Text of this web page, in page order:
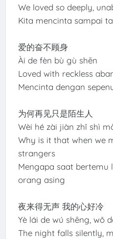
We loved so deeply,
Kita mencinta sampai
爱的奋不顾身
Ài de fèn bù gù shēn
Loved with reckless
Mencinta dengan
为何再见只是陌生人
Wèi hé zài jiàn zhǐ shì
Why is it that when we
strangers
Mengapa saat
orang asing
夜来得无声 我的心好冷
Yè lái de wú shēng, wǒ
The night falls silently,